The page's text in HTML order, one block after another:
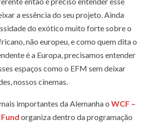
a essência do seu projeto. Ainda
do exótico muito forte sobre o
não europeu, e como quem dita o
é a Europa, precisamos entender
espaços como o EFM sem deixar
nossos cinemas.
importantes da Alemanha oWCF –
organiza dentro da programação